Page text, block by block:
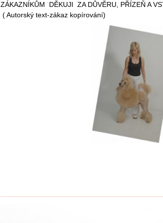
ZÁKAZNÍKŮM DĚKUJI ZA DŮVĚRU, PŘÍZEŇ A
( Autorský text-zákaz kopírování)